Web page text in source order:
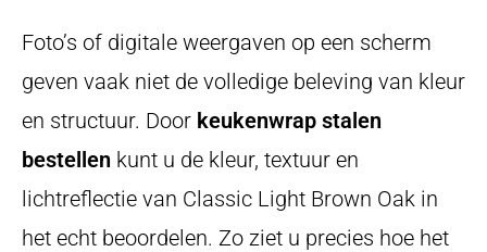
Foto’s of digitale weergaven op een scherm
geven vaak niet de volledige beleving van kleur
en structuur. Door keukenwrap stalen
bestellen kunt u de kleur, textuur en
lichtreflectie van Classic Light Brown Oak in
het echt beoordelen. Zo ziet u precies hoe het